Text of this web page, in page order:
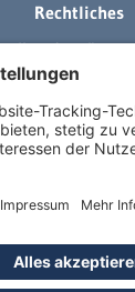
Rechtliches
Ihre
Impressum
AGB
Neuigkeiten